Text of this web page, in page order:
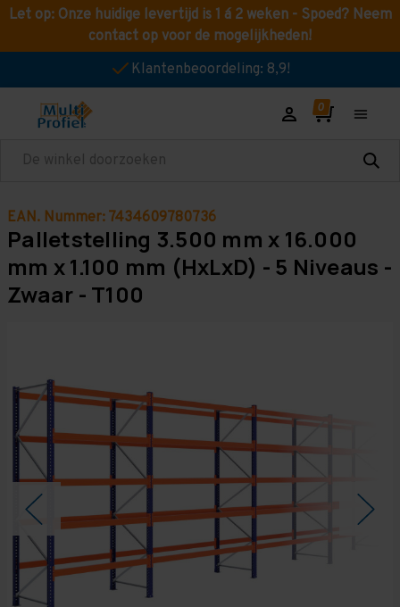
Let op: Onze huidige levertijd is 1 á 2 weken - Spoed? Neem
contact op voor de mogelijkheden!
Klantenbeoordeling: 8,9!
Zoeken
EAN. Nummer: 7434609780736
Palletstelling 3.500 mm x 16.000
mm x 1.100 mm (HxLxD) - 5 Niveaus -
Zwaar - T100